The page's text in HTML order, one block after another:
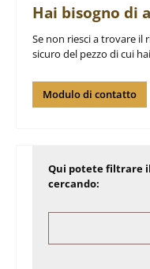
Hai bisogno di
Se non riesci a trovare il
sicuro del pezzo di cui
Modulo di contatto
Qui potete filtrare
cercando: